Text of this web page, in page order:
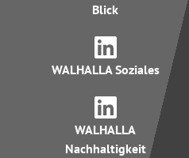
Blick
WALHALLA Soziales
WALHALLA
Nachhaltigkeit